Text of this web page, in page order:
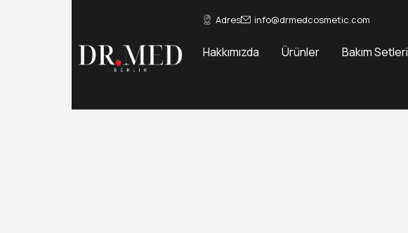
Adres info@drmedcosmetic.com
Hakkımızda Ürünler Bakım Setleri